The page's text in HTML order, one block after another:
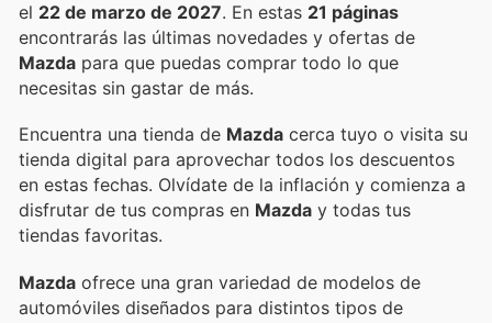
el 22 de marzo de 2027 . En estas 21 páginas
encontrarás las últimas novedades y ofertas de
Mazda para que puedas comprar todo lo que
necesitas sin gastar de más.
Encuentra una tienda de Mazda cerca tuyo o visita su
tienda digital para aprovechar todos los descuentos
en estas fechas. Olvídate de la inflación y comienza a
disfrutar de tus compras en Mazda y todas tus
tiendas favoritas.
Mazda ofrece una gran variedad de modelos de
automóviles diseñados para distintos tipos de